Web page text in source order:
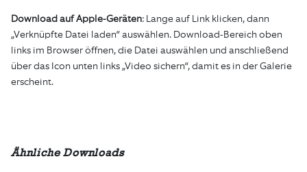
Download auf Apple-Geräten: Lange auf Link klicken, dann
„Verknüpfte Datei laden“ auswählen. Download-Bereich oben
links im Browser öffnen, die Datei auswählen und anschließend
über das Icon unten links „Video sichern“, damit es in der Galerie
erscheint.
Ähnliche Downloads